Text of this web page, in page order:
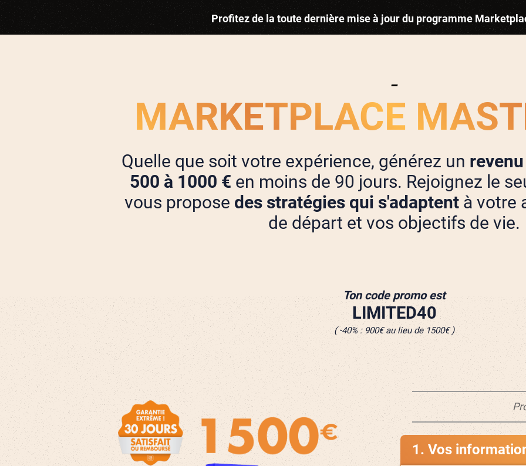
Profitez de la toute dernière mise à jour du programme
-
MARKETPLACE
Quelle que soit votre expérience, générez un
500 à 1000 € en moins de 90 jours. Rejoignez le
vous propose des stratégies qui s'adaptent à votre
de départ et vos objectifs de vie.
Ton code promo est
LIMITED40
( -40% : 900€ au lieu de 1500€ )
1. Vos